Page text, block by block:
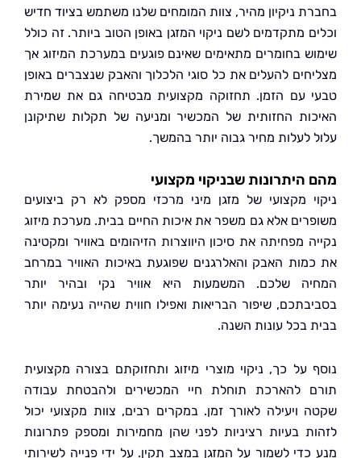
ניקיון מהיר, צוות המומחים שלנו משתמש בציוד חדיש
מתקדמים לשם ניקוי המזגן באופן הטוב ביותר. זה כולל
בחומרים מתאימים שאינם פוגעים במערכת המיזוג אך
להעלים את כל סוגי הלכלוך והאבק שנצברים באופן
עם הזמן. תחזוקה מקצועית מבטיחה גם את שמירת
החזותית של המכשיר ומניעה של תקלות שתיקונן
לעלות מחיר גבוה יותר בהמשך.
שבניקוי מקצועי
מקצועי של מזגן מיני מרכזי מספק לא רק ביצועים
אלא גם משפר את איכות החיים בבית. מערכת מיזוג
מפחיתה את סיכון היווצרות הזיהומים באוויר ומקטינה
האבק והאלרגנים שפוגעת באיכות האוויר במרחב
שלכם. המשמעות היא אוויר נקי ובהיר יותר
שיפור הבריאות ואפילו חווית שהייה נעימה יותר
בכל עונות השנה.
על כך, ניקוי מוצרי מיזוג ותחזוקתם בצורה מקצועית
להארכת תוחלת חיי המכשירים ולהבטחת עבודה
ויעילה לאורך זמן. במקרים רבים, צוות מקצועי יכול
בעיות רציניות לפני שהן מחמירות ומספק פתרונות
לשמור על המזגן במצב תקין. על ידי פנייה לשירותי